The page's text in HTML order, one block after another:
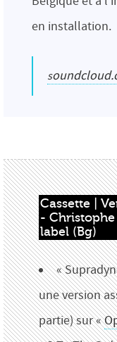
en installation.
Cassette |
-
label (Bg)
«
une version
partie) sur «